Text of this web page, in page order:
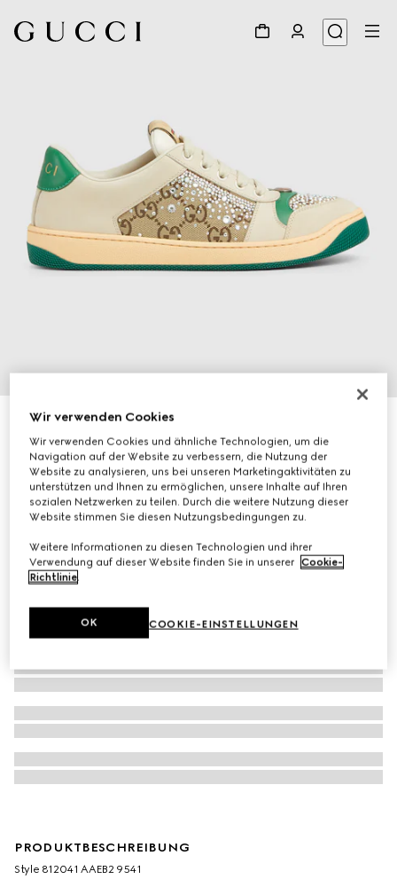
Screener Damensneaker mit GG Kristallen
€ 980
PRODUKTBESCHREIBUNG
Style ‎812041 AAEB2 9541
Wir verwenden Cookies
Wir verwenden Cookies und ähnliche Technologien, um die
Navigation auf der Website zu verbessern, die Nutzung der
Website zu analysieren, uns bei unseren Marketingaktivitäten zu
unterstützen und Ihnen zu ermöglichen, unsere Inhalte auf Ihren
sozialen Netzwerken zu teilen. Durch die weitere Nutzung dieser
Website stimmen Sie diesen Nutzungsbedingungen zu.
Weitere Informationen zu diesen Technologien und ihrer
Verwendung auf dieser Website finden Sie in unserer Cookie-
Richtlinie.
COOKIE-EINSTELLUNGEN
OK